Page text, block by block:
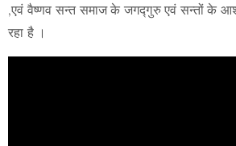
,एवं वैष्णव सन्त समाज के जगद्गुरु एवं सन्तों के
रहा है ।